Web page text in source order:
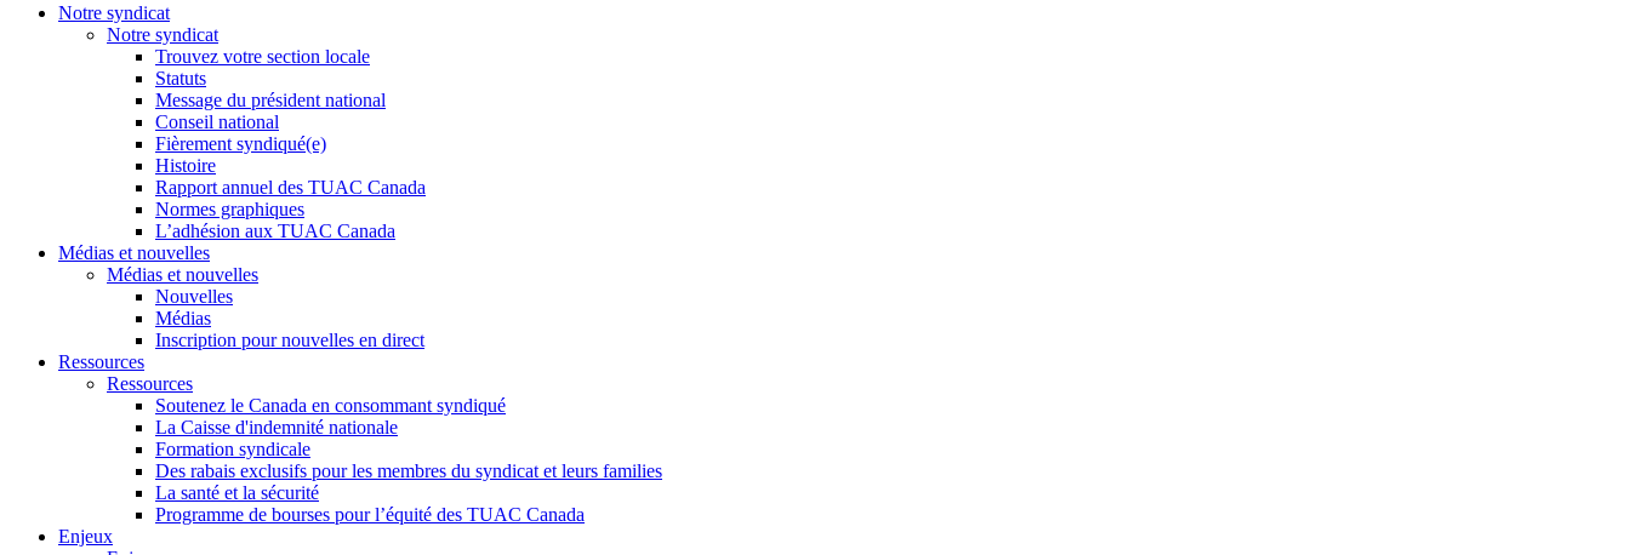
Notre syndicat
Notre syndicat
Trouvez votre section locale
Statuts
Message du président national
Conseil national
Fièrement syndiqué(e)
Histoire
Rapport annuel des TUAC Canada
Normes graphiques
L’adhésion aux TUAC Canada
Médias et nouvelles
Médias et nouvelles
Nouvelles
Médias
Inscription pour nouvelles en direct
Ressources
Ressources
Soutenez le Canada en consommant syndiqué
La Caisse d'indemnité nationale
Formation syndicale
Des rabais exclusifs pour les membres du syndicat et leurs families
La santé et la sécurité
Programme de bourses pour l’équité des TUAC Canada
Enjeux